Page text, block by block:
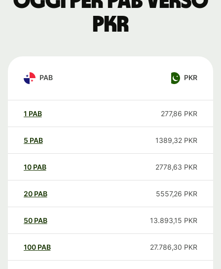
PKR
PAB PKR
1 PAB 277,86 PKR
5 PAB 1389,32 PKR
10 PAB 2778,63 PKR
20 PAB 5557,26 PKR
50 PAB 13.893,15 PKR
100 PAB 27.786,30 PKR